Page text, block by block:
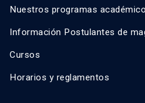
Nuestros programas
Información Postulantes de
Cursos
Horarios y reglamentos